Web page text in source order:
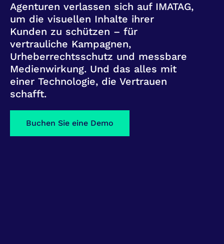
Agenturen verlassen sich auf IMATAG,
um die visuellen Inhalte ihrer
Kunden zu schützen – für
vertrauliche Kampagnen,
Urheberrechtsschutz und messbare
Medienwirkung. Und das alles mit
einer Technologie, die Vertrauen
schafft.
Buchen Sie eine Demo